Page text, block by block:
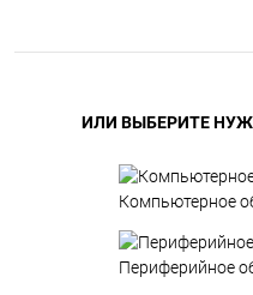
ИЛИ ВЫБЕРИТЕ
Компьютерное
Периферийное